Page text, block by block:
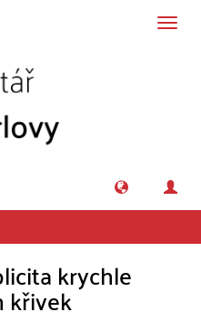
krychle
křivek